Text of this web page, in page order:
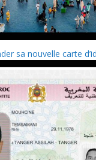
sa nouvelle carte